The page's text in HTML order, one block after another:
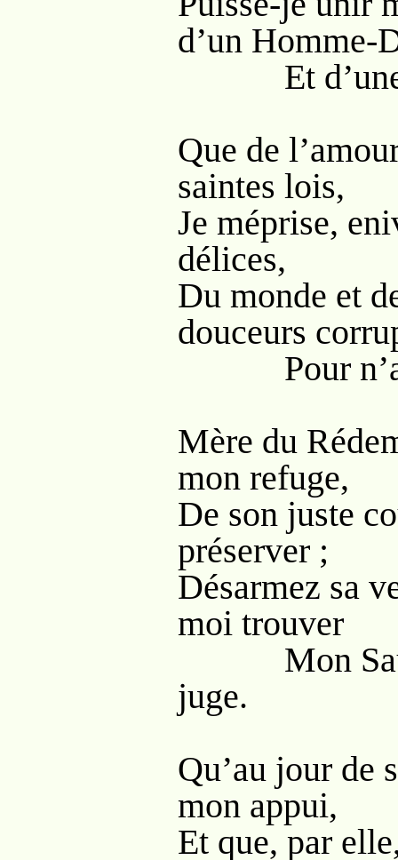
d’un Homme-
Et d’une
Que de
saintes lois,
Je méprise,
délices,
Du monde et
douceurs
Pour
Mère du
mon refuge,
De son juste
préserver ;
Désarmez sa
moi trouver
Mon
juge.
Qu’au jour de
mon appui,
Et que, par